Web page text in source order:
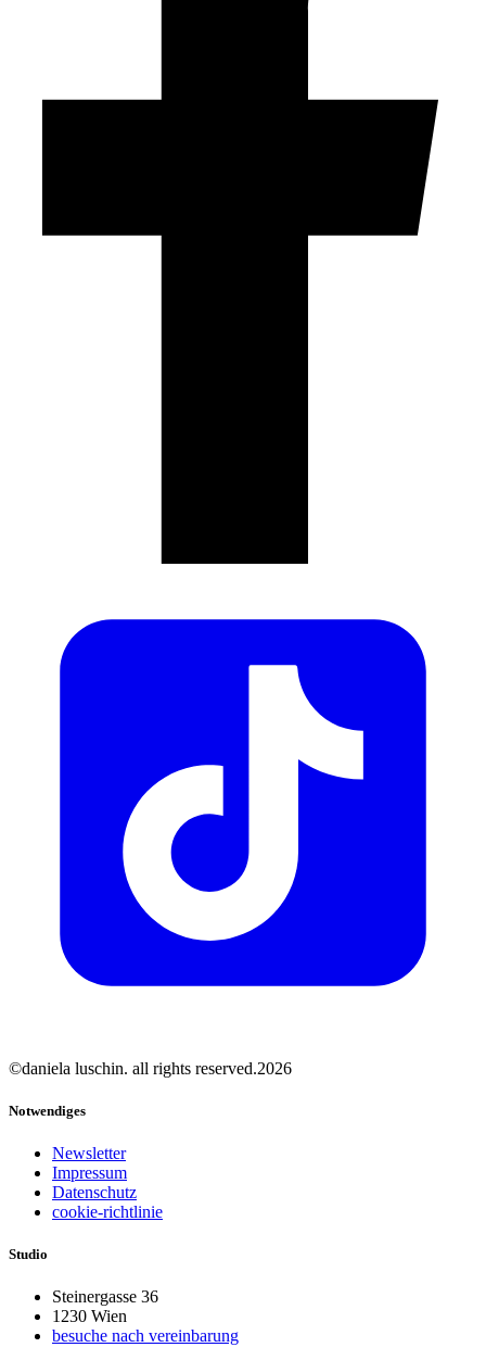
©daniela luschin. all rights reserved.2026
Notwendiges
Newsletter
Impressum
Datenschutz
cookie-richtlinie
Studio
Steinergasse 36
1230 Wien
besuche nach vereinbarung